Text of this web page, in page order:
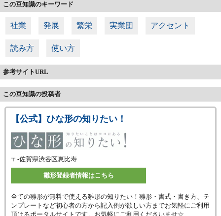
この豆知識のキーワード
社業 発展 繁栄 実業団 アクセント
読み方 使い方
参考サイトURL
この豆知識の投稿者
【公式】ひな形の知りたい！
〒-佐賀県渋谷区恵比寿
雛形登録者情報はこちら
全ての雛形が無料で使える雛形の知りたい！雛形・書式・書き方、テ
ンプレートなど初心者の方から記入例が欲しい方までお気軽にご利用
頂けるポータルサイトです。お気軽にご利用くださいませ☆